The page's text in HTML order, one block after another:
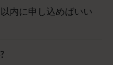
内に申し込めばいい